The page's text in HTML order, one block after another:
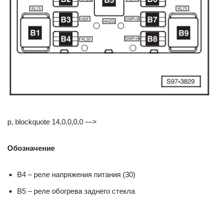
p, blockquote 14,0,0,0,0 —>
Обозначение
B4 – реле напряжения питания (30)
B5 – реле обогрева заднего стекла